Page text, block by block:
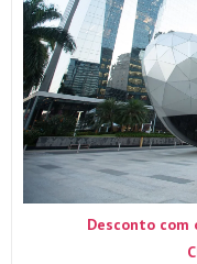
Desconto com